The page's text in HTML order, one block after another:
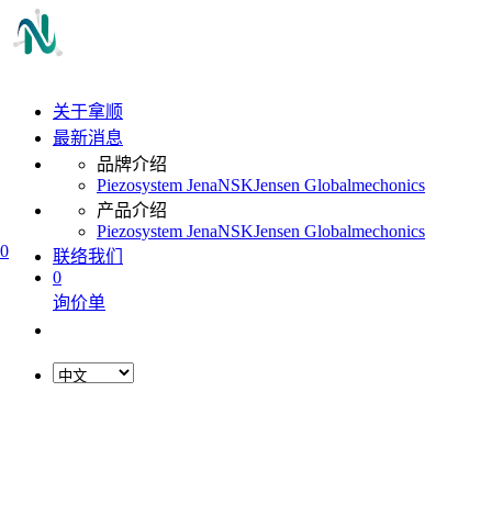
0
关于拿顺
最新消息
品牌介绍
Piezosystem JenaNSKJensen Globalmechonics
产品介绍
Piezosystem JenaNSKJensen Globalmechonics
联络我们
0
询价单